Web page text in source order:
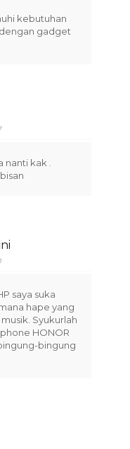
kebutuhan
gadget
kak .
saya suka
hape yang
Syukurlah
HONOR
bingung